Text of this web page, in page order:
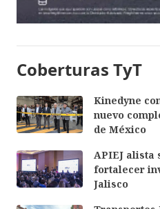
Coberturas TyT
Kinedyne
nuevo
de México
APIEJ alista
fortalecer
Jalisco